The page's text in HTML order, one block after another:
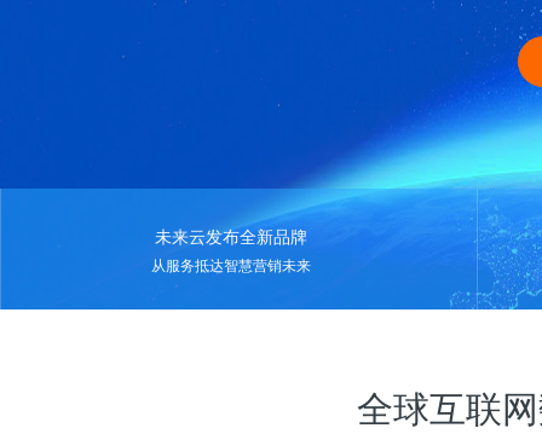
未来云发布全新品牌
从服务抵达智慧营销未来
全球互联